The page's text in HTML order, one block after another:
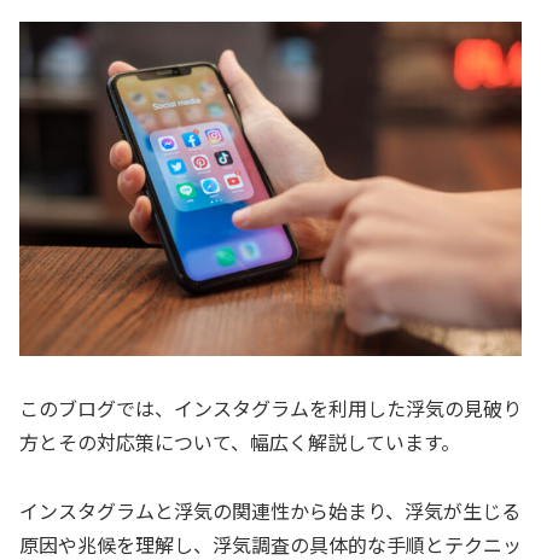
このブログでは、インスタグラムを利用した浮気の見破り
方とその対応策について、幅広く解説しています。
インスタグラムと浮気の関連性から始まり、浮気が生じる
原因や兆候を理解し、浮気調査の具体的な手順とテクニッ